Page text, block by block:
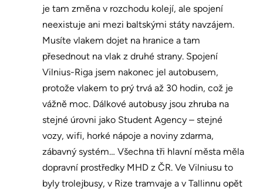
je tam změna v rozchodu kolejí, ale spojení
neexistuje ani mezi baltskými státy navzájem.
Musíte vlakem dojet na hranice a tam
přesednout na vlak z druhé strany. Spojení
Vilnius-Riga jsem nakonec jel autobusem,
protože vlakem to prý trvá až 30 hodin, což je
vážně moc. Dálkové autobusy jsou zhruba na
stejné úrovni jako Student Agency – stejné
vozy, wifi, horké nápoje a noviny zdarma,
zábavný systém… Všechna tři hlavní města měla
dopravní prostředky MHD z ČR. Ve Vilniusu to
byly trolejbusy, v Rize tramvaje a v Tallinnu opět